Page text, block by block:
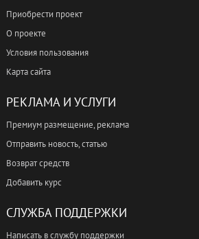
Приобрести проект
О проекте
Условия пользования
Карта сайта
РЕКЛАМА И УСЛУГИ
Премиум размещение, реклама
Отправить новость, статью
Возврат средств
Добавить курс
СЛУЖБА ПОДДЕРЖКИ
Написать в службу поддержки